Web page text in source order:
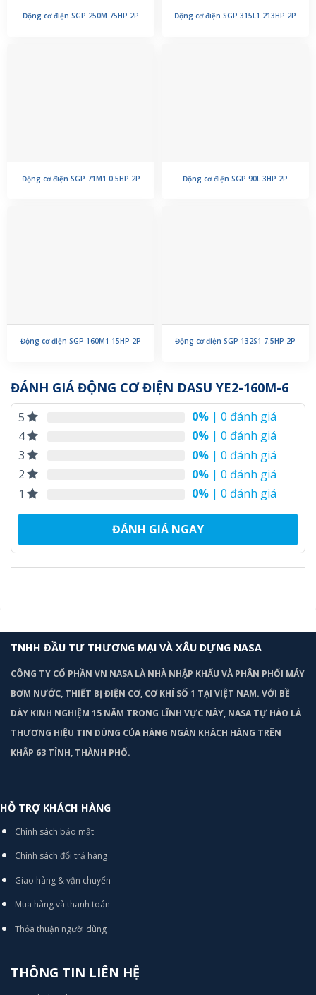
Động cơ điện SGP 250M 75HP 2P Động cơ điện SGP 315L1 213HP 2P
Động cơ điện SGP 71M1 0.5HP 2P Động cơ điện SGP 90L 3HP 2P
Động cơ điện SGP 160M1 15HP 2P Động cơ điện SGP 132S1 7.5HP 2P
ĐÁNH GIÁ ĐỘNG CƠ ĐIỆN DASU YE2-160M-6
5 0% | 0 đánh giá
4
0% | 0 đánh giá
3
0% | 0 đánh giá
2
0% | 0 đánh giá
1
0% | 0 đánh giá
ĐÁNH GIÁ NGAY
TNHH ĐẦU TƯ THƯƠNG MẠI VÀ XÂU DỰNG NASA
CÔNG TY CỔ PHẦN VN NASA LÀ NHÀ NHẬP KHẨU VÀ PHÂN PHỐI MÁY
BƠM NƯỚC, THIẾT BỊ ĐIỆN CƠ, CƠ KHÍ SỐ 1 TẠI VIỆT NAM. VỚI BỀ
DÀY KINH NGHIỆM 15 NĂM TRONG LĨNH VỰC NÀY, NASA TỰ HÀO LÀ
THƯƠNG HIỆU TIN DÙNG CỦA HÀNG NGÀN KHÁCH HÀNG TRÊN
KHẮP 63 TỈNH, THÀNH PHỐ.
HỖ TRỢ KHÁCH HÀNG
Chính sách bảo mật
Chính sách đổi trả hàng
Giao hàng & vận chuyển
Mua hàng và thanh toán
Thỏa thuận người dùng
THÔNG TIN LIÊN HỆ